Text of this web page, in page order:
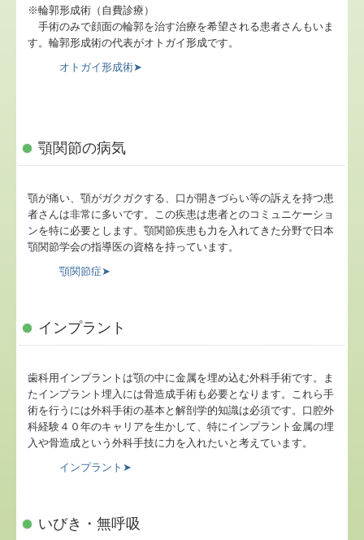
交通案内
※輪郭形成術（自費診療）
手術のみで顔面の輪郭を治す治療を希望される患者さんもいま
す。輪郭形成術の代表がオトガイ形成です。
オトガイ形成術➤
顎関節の病気
顎が痛い、顎がガクガクする、口が開きづらい等の訴えを持つ患
者さんは非常に多いです。この疾患は患者とのコミュニケーショ
ンを特に必要とします。顎関節疾患も力を入れてきた分野で日本
顎関節学会の指導医の資格を持っています。
顎関節症➤
インプラント
歯科用インプラントは顎の中に金属を埋め込む外科手術です。ま
たインプラント埋入には骨造成手術も必要となります。これら手
術を行うには外科手術の基本と解剖学的知識は必須です。口腔外
科経験４０年のキャリアを生かして、特にインプラント金属の埋
入や骨造成という外科手技に力を入れたいと考えています。
インプラント➤
いびき・無呼吸